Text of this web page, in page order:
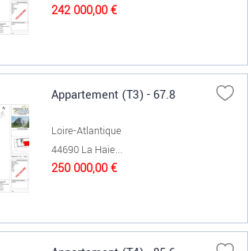
242 000,00 €
Appartement (T3) - 67.8
Loire-Atlantique
44690 La Haie...
250 000,00 €